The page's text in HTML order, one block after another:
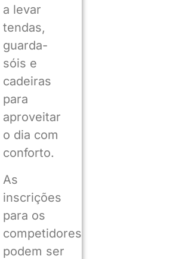
a levar
tendas,
guarda-
sóis e
cadeiras
para
aproveitar
o dia com
conforto.
As
inscrições
para os
competidores
podem ser